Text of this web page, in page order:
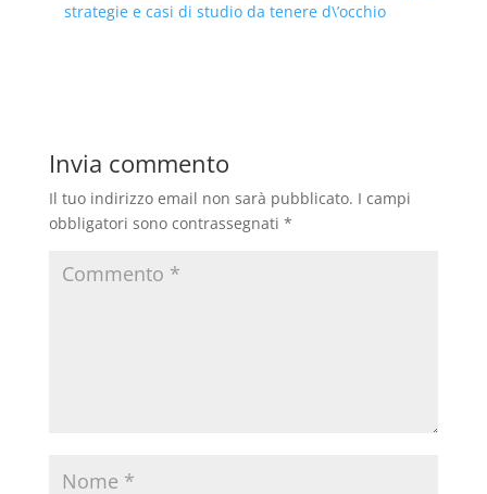
strategie e casi di studio da tenere d\’occhio
Invia commento
Il tuo indirizzo email non sarà pubblicato. I campi
obbligatori sono contrassegnati *